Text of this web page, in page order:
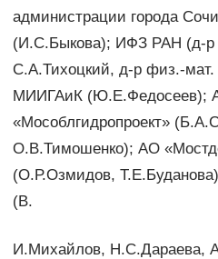
администрации города
(И.С.Быкова); ИФЗ РАН (д-р
С.А.Тихоцкий, д-р физ.-
МИИГАиК (Ю.Е.Федосеев);
«Мособлгидропроект»
О.В.Тимошенко); АО
(О.Р.Озмидов,
(В.
И.Михайлов, Н.С.Дараева,